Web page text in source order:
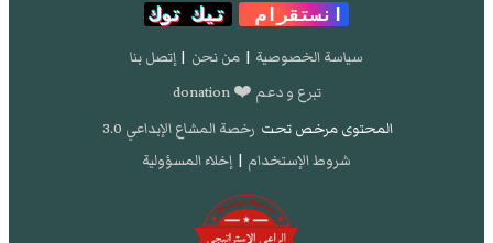
انستقرام
تيك توك
سياسة الخصوصية | من نحن | إتصل بنا
تبرع و دعم ❤️ donation
المحتوى مرخص تحت رخصة المشاع الإبداعي 3.0
شروط الإستخدام | إخلاء المسؤولية